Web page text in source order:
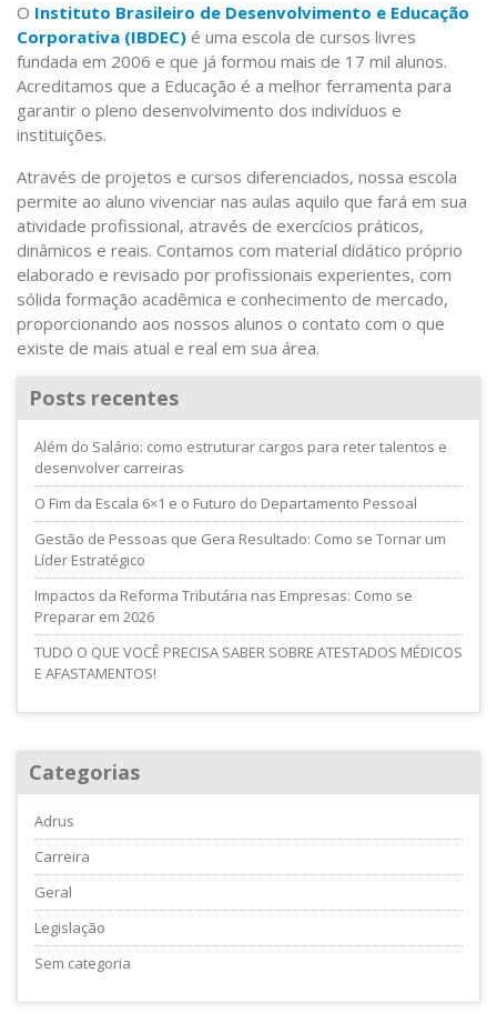
O Instituto Brasileiro de Desenvolvimento e Educação
Corporativa (IBDEC) é uma escola de cursos livres
fundada em 2006 e que já formou mais de 17 mil alunos.
Acreditamos que a Educação é a melhor ferramenta para
garantir o pleno desenvolvimento dos indivíduos e
instituições.
Através de projetos e cursos diferenciados, nossa escola
permite ao aluno vivenciar nas aulas aquilo que fará em sua
atividade profissional, através de exercícios práticos,
dinâmicos e reais. Contamos com material didático próprio
elaborado e revisado por profissionais experientes, com
sólida formação acadêmica e conhecimento de mercado,
proporcionando aos nossos alunos o contato com o que
existe de mais atual e real em sua área.
Posts recentes
Além do Salário: como estruturar cargos para reter talentos e
desenvolver carreiras
O Fim da Escala 6×1 e o Futuro do Departamento Pessoal
Gestão de Pessoas que Gera Resultado: Como se Tornar um
Líder Estratégico
Impactos da Reforma Tributária nas Empresas: Como se
Preparar em 2026
TUDO O QUE VOCÊ PRECISA SABER SOBRE ATESTADOS MÉDICOS
E AFASTAMENTOS!
Categorias
Adrus
Carreira
Geral
Legislação
Sem categoria